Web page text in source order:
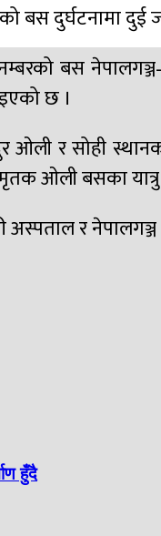
बस दुर्घटनामा दुई
बस
छ ।
ओली र सोही
मृतक ओली बसका
अस्पताल र
हुँदै